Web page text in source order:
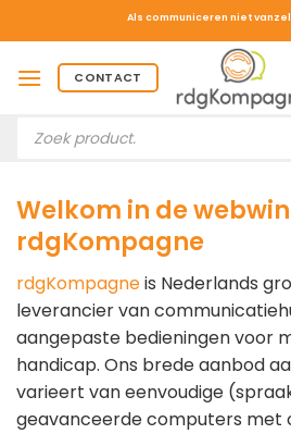
naar
inhoud
Als communiceren niet
CONTACT
zoeken
Welkom in de
rdgKompagne
rdgKompagneis Nederlands
leverancier van
aangepaste bedieningen voor
handicap. Ons brede aanbod
varieert van eenvoudige
geavanceerde computers met